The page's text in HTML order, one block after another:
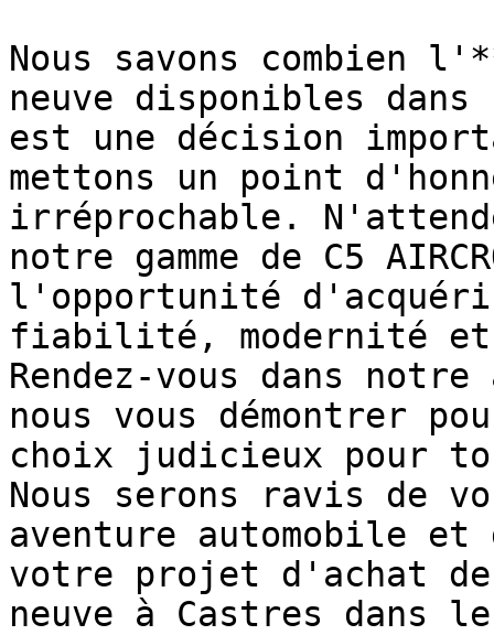
Nous savons combien
neuve disponibles
est une décision
mettons un point
irréprochable.
notre gamme de C5
l'opportunité
fiabilité, modernité et
Rendez-vous dans
nous vous démontrer
choix judicieux pour
Nous serons ravis de
aventure automobile
votre projet d'achat de
neuve à Castres dans